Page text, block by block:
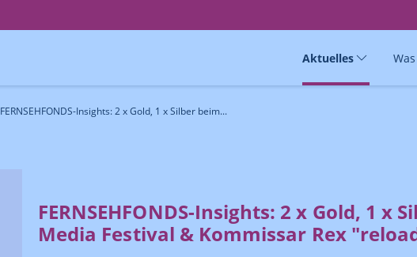
Aktuelles
FERNSEHFONDS-Insights: 2 x Gold, 1 x Silber beim...
FERNSEHFONDS-Insights: 2 x Gold, 1 x
Media Festival & Kommissar Rex